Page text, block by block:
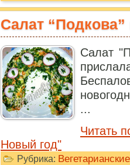
Салат
Салат
...
Читать
Новый год"
Рубрика: